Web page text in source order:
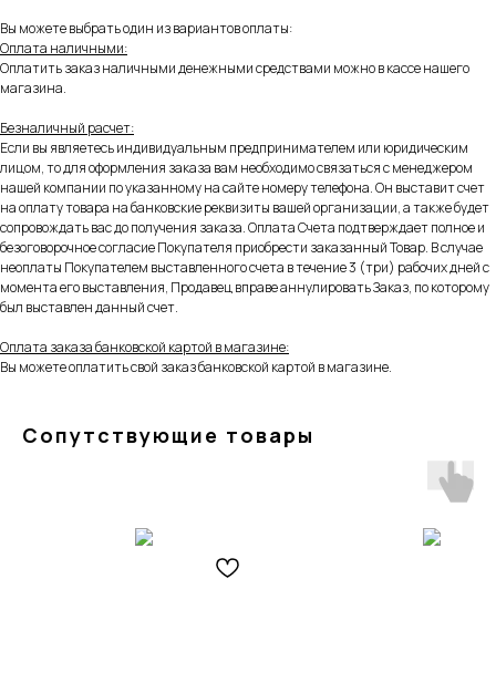
Вы можете выбрать один из вариантов оплаты:
Оплата наличными:
Оплатить заказ наличными денежными средствами можно в кассе нашего
магазина.
Безналичный расчет:
Если вы являетесь индивидуальным предпринимателем или юридическим
лицом, то для оформления заказа вам необходимо связаться с менеджером
нашей компании по указанному на сайте номеру телефона. Он выставит счет
на оплату товара на банковские реквизиты вашей организации, а также будет
сопровождать вас до получения заказа. Оплата Счета подтверждает полное и
безоговорочное согласие Покупателя приобрести заказанный Товар. В случае
неоплаты Покупателем выставленного счета в течение 3 (три) рабочих дней с
момента его выставления, Продавец вправе аннулировать Заказ, по которому
был выставлен данный счет.
Оплата заказа банковской картой в магазине:
Вы можете оплатить свой заказ банковской картой в магазине.
Сопутствующие товары